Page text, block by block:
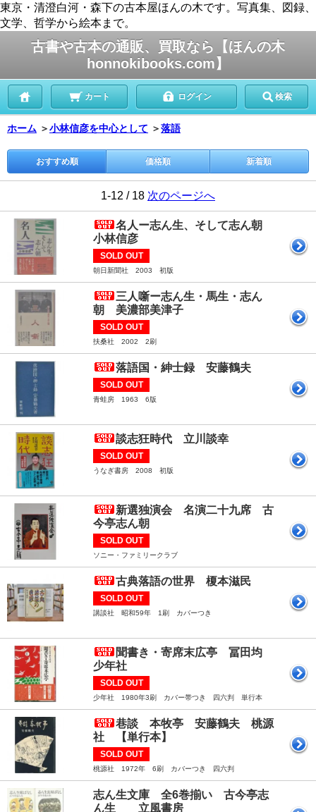
東京・清澄白河・森下の古本屋ほんの木です。写真集、図録、
文学、哲学から絵本まで。
古書や古本の通販、買取なら【ほんの木
honnokibooks.com】
カート ログイン 検索
ホーム ＞小林信彦を中心として ＞落語
おすすめ順 価格順 新着順
1-12 / 18 次のページへ
名人ー志ん生、そして志ん朝
小林信彦
SOLD OUT
朝日新聞社 2003 初版
三人噺ー志ん生・馬生・志ん
朝 美濃部美津子
SOLD OUT
扶桑社 2002 2刷
落語国・紳士録 安藤鶴夫
SOLD OUT
青蛙房 1963 6版
談志狂時代 立川談幸
SOLD OUT
うなぎ書房 2008 初版
新選独演会 名演二十九席 古
今亭志ん朝
SOLD OUT
ソニー・ファミリークラブ
古典落語の世界 榎本滋民
SOLD OUT
講談社 昭和59年 1刷 カバーつき
聞書き・寄席末広亭 冨田均
少年社
SOLD OUT
少年社 1980年3刷 カバー帯つき 四六判 単行本
巷談 本牧亭 安藤鶴夫 桃源
社 【単行本】
SOLD OUT
桃源社 1972年 6刷 カバーつき 四六判
志ん生文庫 全6巻揃い 古今亭志
ん生 立風書房